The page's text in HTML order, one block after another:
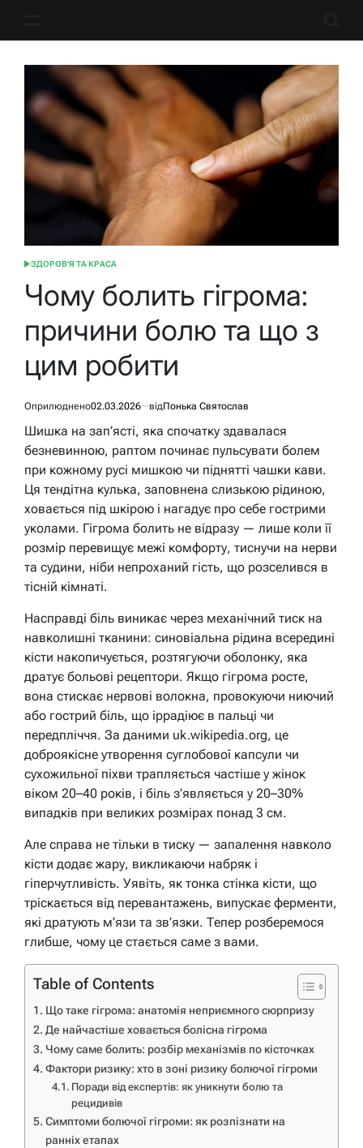
ОПУБЛІКУВАТИ
ЗДОРОВ'Я ТА КРАСА
Чому болить гігрома:
причини болю та що з
цим робити
Оприлюднено02.03.2026 відПонька Святослав
Шишка на зап’ясті, яка спочатку здавалася
безневинною, раптом починає пульсувати болем
при кожному русі мишкою чи піднятті чашки кави.
Ця тендітна кулька, заповнена слизькою рідиною,
ховається під шкірою і нагадує про себе гострими
уколами. Гігрома болить не відразу — лише коли її
розмір перевищує межі комфорту, тиснучи на нерви
та судини, ніби непроханий гість, що розселився в
тісній кімнаті.
Насправді біль виникає через механічний тиск на
навколишні тканини: синовіальна рідина всередині
кісти накопичується, розтягуючи оболонку, яка
дратує больові рецептори. Якщо гігрома росте,
вона стискає нервові волокна, провокуючи ниючий
або гострий біль, що іррадіює в пальці чи
передпліччя. За даними uk.wikipedia.org, це
доброякісне утворення суглобової капсули чи
сухожильної піхви трапляється частіше у жінок
віком 20–40 років, і біль з’являється у 20–30%
випадків при великих розмірах понад 3 см.
Але справа не тільки в тиску — запалення навколо
кісти додає жару, викликаючи набряк і
гіперчутливість. Уявіть, як тонка стінка кісти, що
тріскається від перевантажень, випускає ферменти,
які дратують м’язи та зв’язки. Тепер розберемося
глибше, чому це стається саме з вами.
Table of Contents
Що таке гігрома: анатомія неприємного сюрпризу
Де найчастіше ховається болісна гігрома
Чому саме болить: розбір механізмів по кісточках
Фактори ризику: хто в зоні ризику болючої гігроми
Поради від експертів: як уникнути болю та
рецидивів
Симптоми болючої гігроми: як розпізнати на
ранніх етапах